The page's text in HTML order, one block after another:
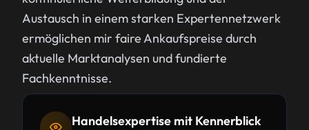
Austausch in einem starken Expertennetzwerk
ermöglichen mir faire Ankaufspreise durch
aktuelle Marktanalysen und fundierte
Fachkenntnisse.
Handelsexpertise mit Kennerblick